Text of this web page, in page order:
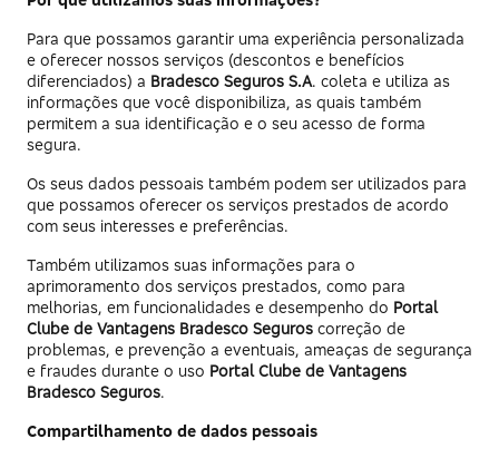
Para que possamos garantir uma experiência personalizada
e oferecer nossos serviços (descontos e benefícios
diferenciados) a Bradesco Seguros S.A. coleta e utiliza as
informações que você disponibiliza, as quais também
permitem a sua identificação e o seu acesso de forma
segura.
Os seus dados pessoais também podem ser utilizados para
que possamos oferecer os serviços prestados de acordo
com seus interesses e preferências.
Também utilizamos suas informações para o
aprimoramento dos serviços prestados, como para
melhorias, em funcionalidades e desempenho do Portal
Clube de Vantagens Bradesco Seguros correção de
problemas, e prevenção a eventuais, ameaças de segurança
e fraudes durante o uso Portal Clube de Vantagens
Bradesco Seguros.
Compartilhamento de dados pessoais